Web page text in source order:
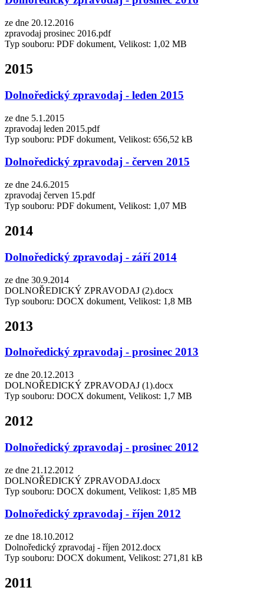
ze dne 20.12.2016
zpravodaj prosinec 2016.pdf
Typ souboru: PDF dokument, Velikost: 1,02 MB
2015
Dolnoředický zpravodaj - leden 2015
ze dne 5.1.2015
zpravodaj leden 2015.pdf
Typ souboru: PDF dokument, Velikost: 656,52 kB
Dolnoředický zpravodaj - červen 2015
ze dne 24.6.2015
zpravodaj červen 15.pdf
Typ souboru: PDF dokument, Velikost: 1,07 MB
2014
Dolnoředický zpravodaj - září 2014
ze dne 30.9.2014
DOLNOŘEDICKÝ ZPRAVODAJ (2).docx
Typ souboru: DOCX dokument, Velikost: 1,8 MB
2013
Dolnoředický zpravodaj - prosinec 2013
ze dne 20.12.2013
DOLNOŘEDICKÝ ZPRAVODAJ (1).docx
Typ souboru: DOCX dokument, Velikost: 1,7 MB
2012
Dolnoředický zpravodaj - prosinec 2012
ze dne 21.12.2012
DOLNOŘEDICKÝ ZPRAVODAJ.docx
Typ souboru: DOCX dokument, Velikost: 1,85 MB
Dolnoředický zpravodaj - říjen 2012
ze dne 18.10.2012
Dolnoředický zpravodaj - říjen 2012.docx
Typ souboru: DOCX dokument, Velikost: 271,81 kB
2011